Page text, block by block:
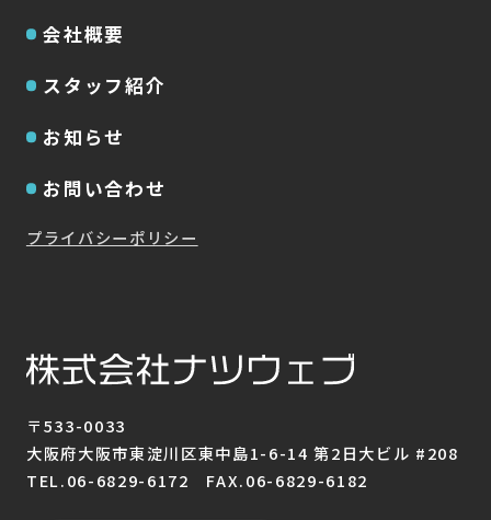
〒533-0033
大阪府大阪市東淀川区東中島1-6-14 第2日大ビル #208
TEL.06-6829-6172 FAX.06-6829-6182
会社概要
スタッフ紹介
お知らせ
お問い合わせ
プライバシーポリシー